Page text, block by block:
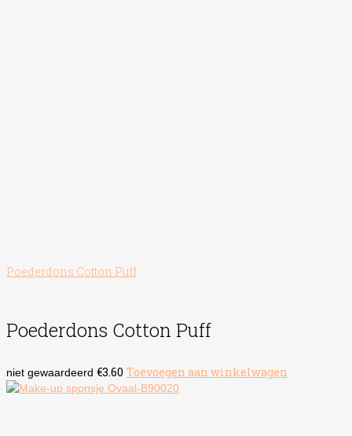
Poederdons Cotton Puff
Poederdons Cotton Puff
niet gewaardeerd €3.60 Toevoegen aan winkelwagen